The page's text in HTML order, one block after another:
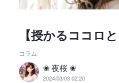
【授かるココロ
コラム
❀ 夜桜 ❀
2024/03/03 02:20